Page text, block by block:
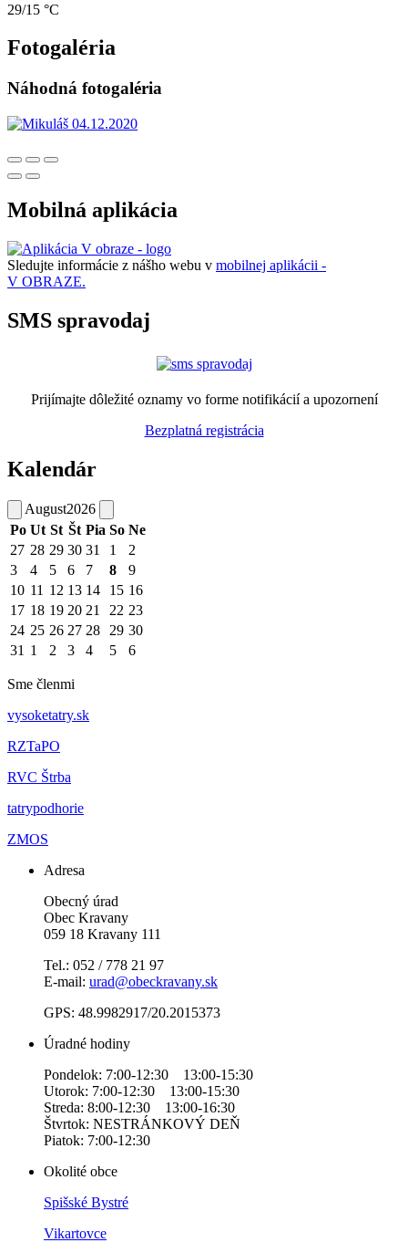
29/15 °C
Fotogaléria
Náhodná fotogaléria
Mobilná aplikácia
Sledujte informácie z nášho webu v mobilnej aplikácii -
V OBRAZE.
SMS spravodaj
Prijímajte dôležité oznamy vo forme notifikácií a upozornení
Bezplatná registrácia
Kalendár
August2026
Po Ut St Št Pia So Ne
27 28 29 30 31 1
2
3
4 5 6 7 8
9
10 11 12 13 14 15 16
17 18 19 20 21 22 23
24 25 26 27 28 29 30
31 1 2 3 4 5 6
Sme členmi
vysoketatry.sk
RZTaPO
RVC Štrba
tatrypodhorie
ZMOS
Adresa
Obecný úrad
Obec Kravany
059 18 Kravany 111
Tel.: 052 / 778 21 97
E-mail: urad@obeckravany.sk
GPS: 48.9982917/20.2015373
Úradné hodiny
Pondelok: 7:00-12:30 13:00-15:30
Utorok: 7:00-12:30 13:00-15:30
Streda: 8:00-12:30 13:00-16:30
Štvrtok: NESTRÁNKOVÝ DEŇ
Piatok: 7:00-12:30
Okolité obce
Spišské Bystré
Vikartovce